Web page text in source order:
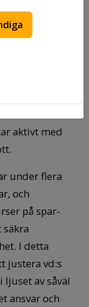
en hållbar
arvode är
aktivt med
under flera
och
på spar-
I detta
justera vd:s
ljuset av såväl
ansvar och